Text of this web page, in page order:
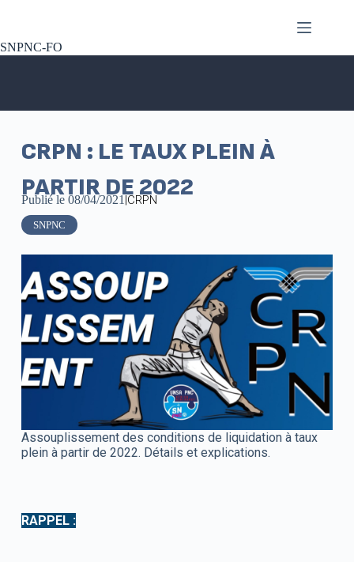
SNPNC-FO
CRPN : LE TAUX PLEIN À
PARTIR DE 2022
Publié le 08/04/2021 |CRPN
SNPNC
Assouplissement des conditions de liquidation à taux
plein à partir de 2022. Détails et explications.
RAPPEL :